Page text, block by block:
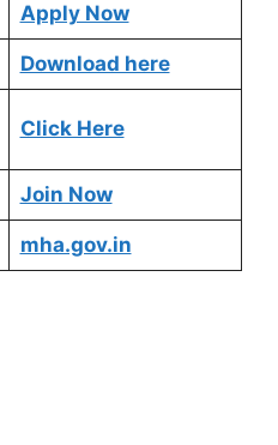
Apply Now
Download here
Click Here
Join Now
mha.gov.in